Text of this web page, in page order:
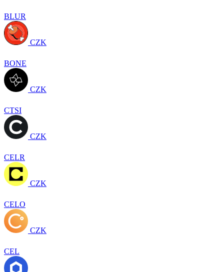
BLUR
CZK
BONE
CZK
CTSI
CZK
CELR
CZK
CELO
CZK
CEL